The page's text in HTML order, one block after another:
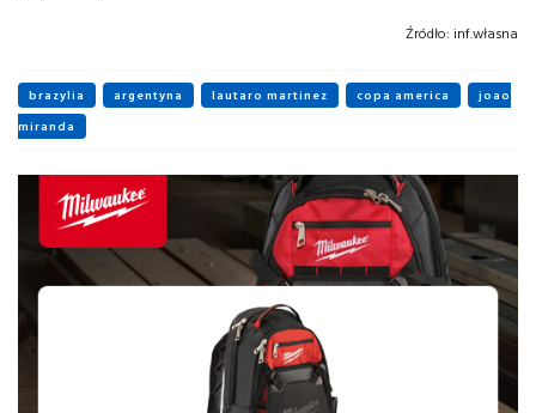
Źródło: inf.własna
brazylia argentyna lautaro martinez copa america
joao
miranda